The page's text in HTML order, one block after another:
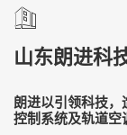
山东朗进科
朗进以引领科技，
控制系统及轨道空